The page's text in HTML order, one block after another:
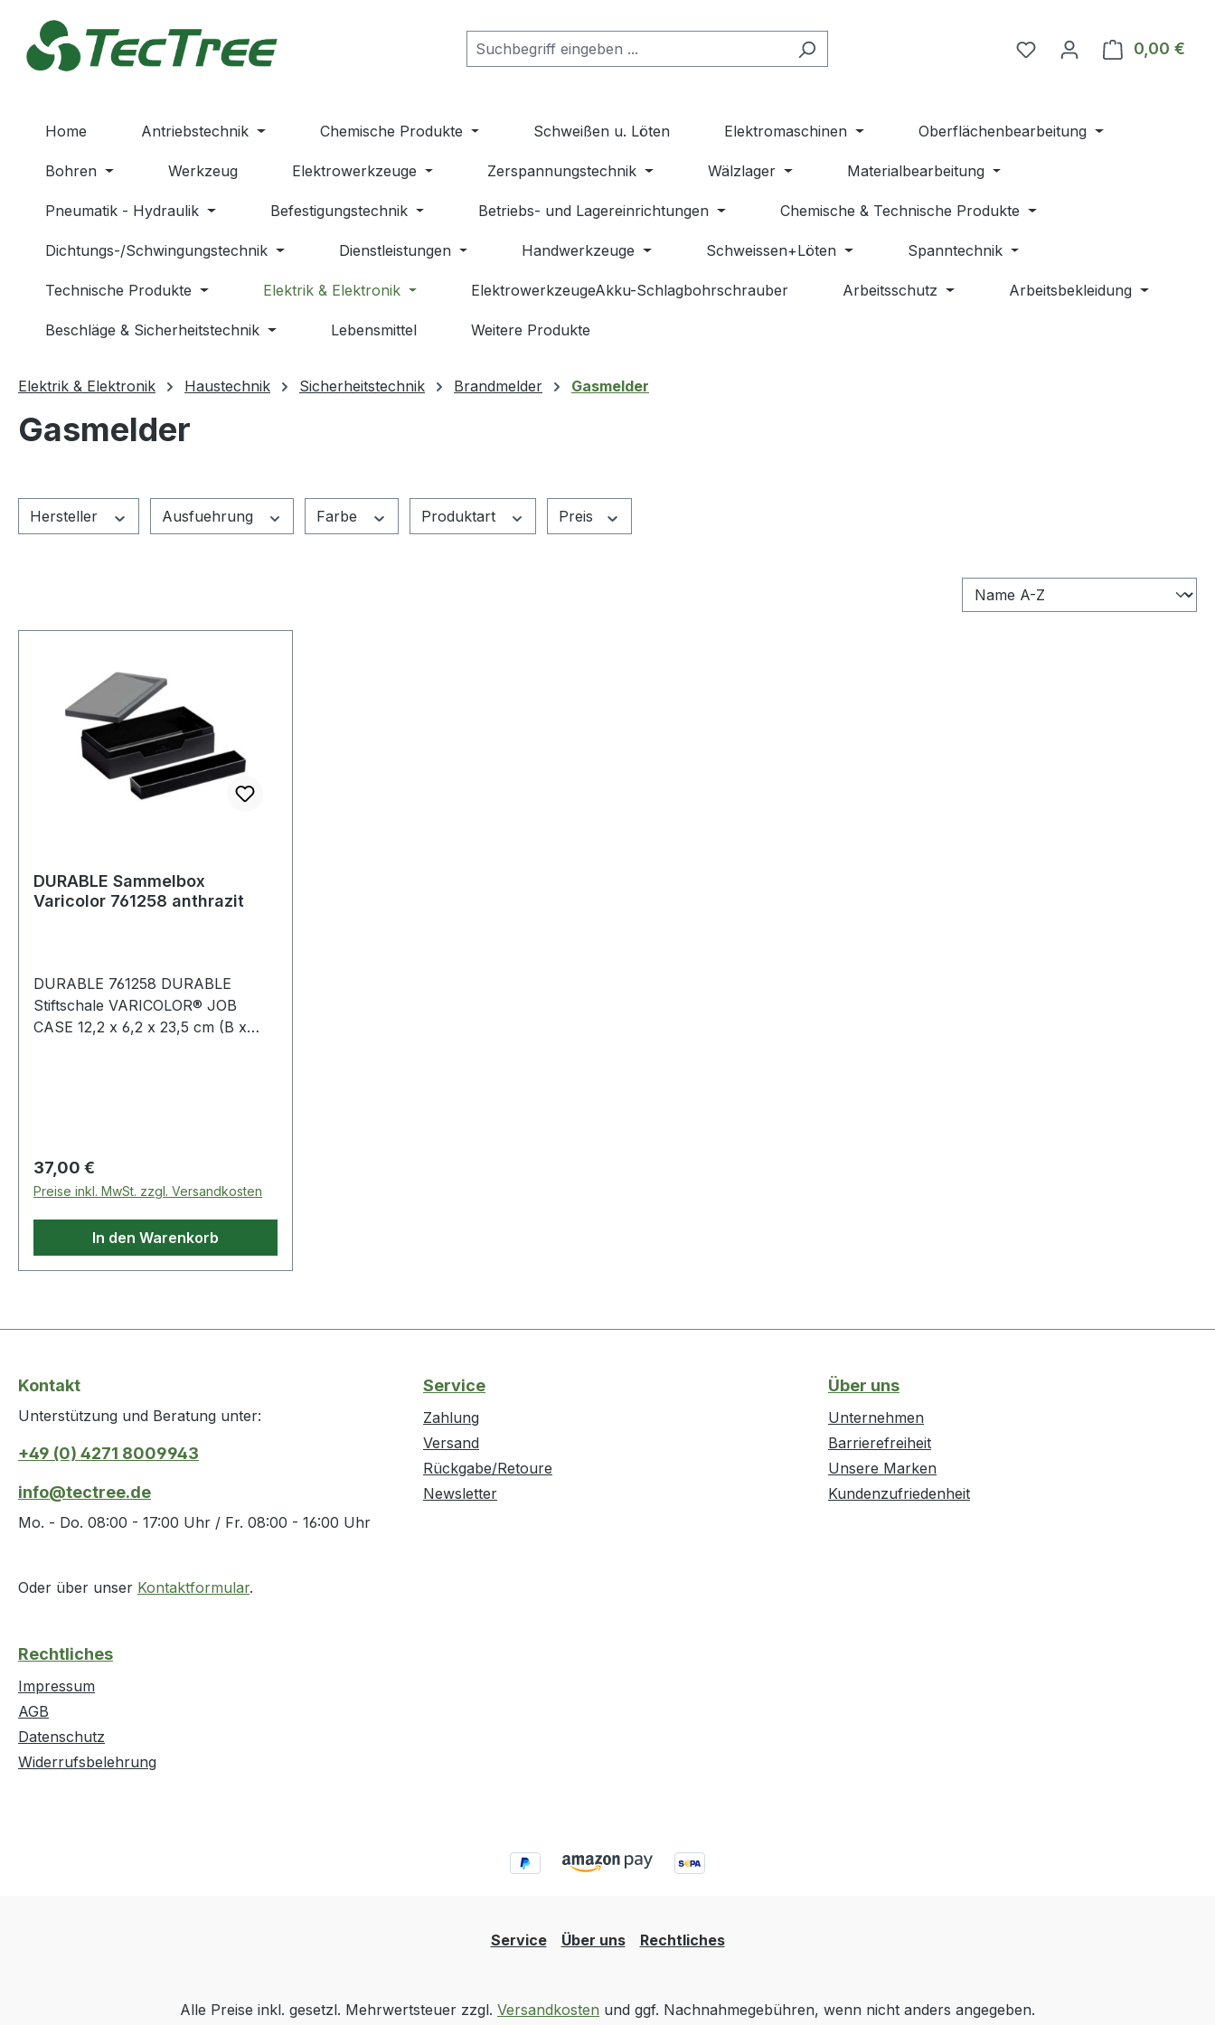
Hauptinhalt springen
Zur Suche springen
Zur Hauptnavigation springen
Du hast 0 Produkte auf
0,00 €
Home Antriebstechnik Chemische Produkte Schweißen u. Löten Elektromaschinen Oberflächenbearbeitung
Bohren Werkzeug Elektrowerkzeuge Zerspannungstechnik Wälzlager Materialbearbeitung
Pneumatik - Hydraulik Befestigungstechnik Betriebs- und Lagereinrichtungen Chemische & Technische Produkte
Dichtungs-/Schwingungstechnik Dienstleistungen Handwerkzeuge Schweissen+Löten Spanntechnik
Technische Produkte Elektrik & Elektronik ElektrowerkzeugeAkku-Schlagbohrschrauber Arbeitsschutz Arbeitsbekleidung
Beschläge & Sicherheitstechnik Lebensmittel Weitere Produkte
Elektrik & Elektronik Haustechnik Sicherheitstechnik Brandmelder Gasmelder
Gasmelder
Hersteller Ausfuehrung Farbe Produktart Preis
DURABLE Sammelbox
Varicolor 761258 anthrazit
DURABLE 761258 DURABLE
Stiftschale VARICOLOR® JOB
CASE 12,2 x 6,2 x 23,5 cm (B x
den mobilen Transporteinsatz
geeignet. Mit innenliegender
Fächerschale. Zur Aufbewahrung
von Kleinutensilien · wie Ladekabel
für Tablet-PCs und Smartphones ·
Stecker · Laserpointer · Stifte · Post
Regulärer Preis:
37,00 €
Preise inkl. MwSt. zzgl. Versandkosten
In den Warenkorb
Kontakt
Unterstützung und Beratung unter:
+49 (0) 4271 8009943
info@tectree.de
Mo. - Do. 08:00 - 17:00 Uhr / Fr. 08:00 - 16:00 Uhr
Oder über unser Kontaktformular.
Service
Zahlung
Versand
Rückgabe/Retoure
Newsletter
Über uns
Unternehmen
Barrierefreiheit
Unsere Marken
Kundenzufriedenheit
Rechtliches
Impressum
AGB
Datenschutz
Widerrufsbelehrung
Service Über uns Rechtliches
Alle Preise inkl. gesetzl. Mehrwertsteuer zzgl. Versandkosten und ggf. Nachnahmegebühren, wenn nicht anders angegeben.